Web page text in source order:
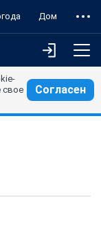
Дом
свое
Согласен